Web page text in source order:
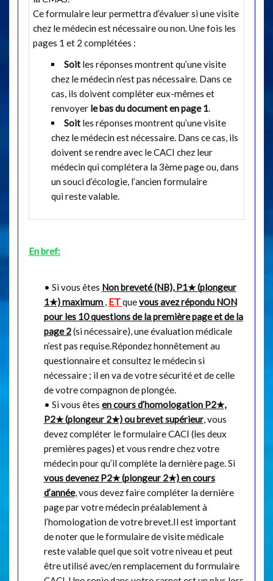
Ce formulaire leur permettra d’évaluer si une visite
chez le médecin est nécessaire ou non. Une fois les
pages 1 et 2 complétées :
Soit les réponses montrent qu’une visite
chez le médecin n’est pas nécessaire. Dans ce
cas, ils doivent compléter eux-mêmes et
renvoyer le bas du document en page 1.
Soit les réponses montrent qu’une visite
chez le médecin est nécessaire. Dans ce cas, ils
doivent se rendre avec le CACI chez leur
médecin qui complétera la 3ème page ou, dans
un souci d’écologie, l’ancien formulaire
qui reste valable.
En bref:
• Si vous êtes Non breveté (NB), P1★ (plongeur
1★) maximum , ETquevous avez répondu NON
pour les 10 questions de la première page et de la
page 2(si nécessaire), une évaluation médicale
n’est pas requise.Répondez honnêtement au
questionnaire et consultez le médecin si
nécessaire ; il en va de votre sécurité et de celle
de votre compagnon de plongée.
• Si vous êtes en cours d’homologation P2★,
P2★ (plongeur 2★) ou brevet supérieur, vous
devez compléter le formulaire CACI (les deux
premières pages) et vous rendre chez votre
médecin pour qu’il complète la dernière page. Si
vous devenez P2★ (plongeur 2★) en cours
d’année, vous devez faire compléter la dernière
page par votre médecin préalablement à
l’homologation de votre brevet.Il est important
de noter que le formulaire de visite médicale
reste valable quel que soit votre niveau et peut
être utilisé avec/en remplacement du formulaire